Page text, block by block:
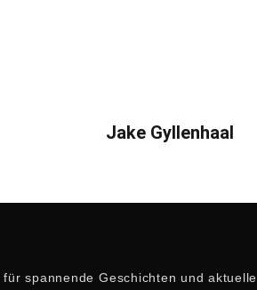
Jake Gyllenhaal
spannende Geschichten und aktuelle